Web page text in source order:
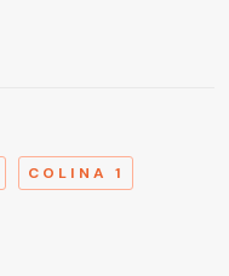
COLINA 1